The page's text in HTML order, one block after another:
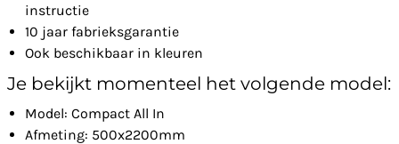
instructie
10 jaar fabrieksgarantie
Ook beschikbaar in kleuren
Je bekijkt momenteel het volgende model:
Model: Compact All In
Afmeting: 500x2200mm